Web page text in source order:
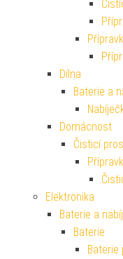
Dílna
Baterie a
Domácnost
Čisticí
Elektronika
Baterie a
Baterie
Baterie